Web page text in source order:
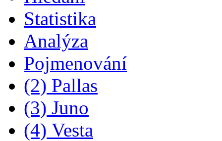
Statistika
Analýza
Pojmenování
(2) Pallas
(3) Juno
(4) Vesta